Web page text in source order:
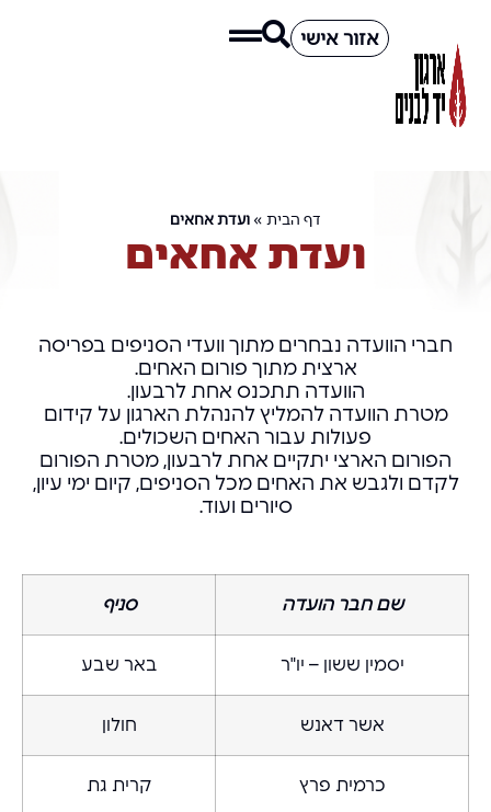
אזור אישי
דף הבית » ועדת אחאים
ועדת אחאים
חברי הוועדה נבחרים מתוך וועדי הסניפים בפריסה
ארצית מתוך פורום האחים.
הוועדה תתכנס אחת לרבעון.
מטרת הוועדה להמליץ להנהלת הארגון על קידום
פעולות עבור האחים השכולים.
הפורום הארצי יתקיים אחת לרבעון, מטרת הפורום
לקדם ולגבש את האחים מכל הסניפים, קיום ימי עיון,
סיורים ועוד.
שם חבר הועדה סניף
יסמין ששון – יו"ר באר שבע
אשר דאנש חולון
כרמית פרץ קרית גת